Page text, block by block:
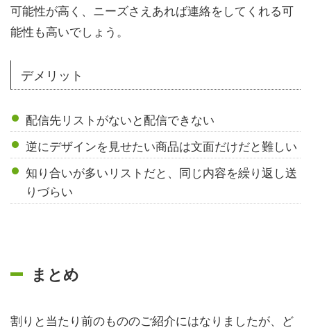
可能性が高く、ニーズさえあれば連絡をしてくれる可
能性も高いでしょう。
デメリット
配信先リストがないと配信できない
逆にデザインを見せたい商品は文面だけだと難しい
知り合いが多いリストだと、同じ内容を繰り返し送
りづらい
まとめ
割りと当たり前のもののご紹介にはなりましたが、ど